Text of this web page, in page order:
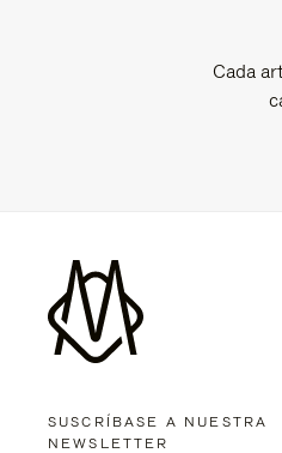
Cada
SUSCRÍBASE A NUESTRA
NEWSLETTER